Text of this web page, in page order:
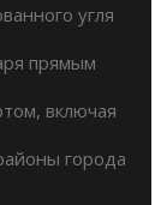
угля
прямым
включая
города